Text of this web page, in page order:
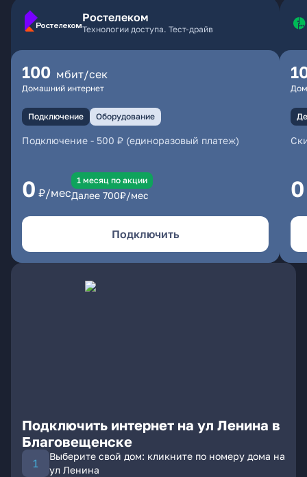
Ростелеком
Технологии доступа. Тест-драйв
100 мбит/сек
Домашний интернет
Подключение Оборудование
Подключение - 500 ₽ (единоразовый платеж)
0 ₽/мес
1 месяц по акции
Далее 700₽/мес
Подключить
0
Подключить интернет на ул Ленина в
Благовещенске
Выберите свой дом: кликните по номеру дома на
ул Ленина